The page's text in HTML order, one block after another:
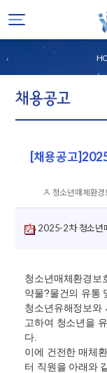
채용공고
[채용공고
작성자
청소년매체환경
2025-2차 청소년
청소년매체환경보
약물?물건의 유통
청소년유해정보와
고하여 청소년을
다.
이에 건전한 매체
터 직원을 아래와